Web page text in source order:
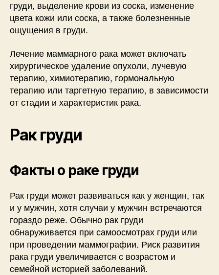
груди, выделение крови из соска, изменение
цвета кожи или соска, а также болезненные
ощущения в груди.
Лечение маммарного рака может включать
хирургическое удаление опухоли, лучевую
терапию, химиотерапию, гормональную
терапию или таргетную терапию, в зависимости
от стадии и характеристик рака.
Рак груди
Факты о раке груди
Рак груди может развиваться как у женщин, так
и у мужчин, хотя случаи у мужчин встречаются
гораздо реже. Обычно рак груди
обнаруживается при самоосмотрах груди или
при проведении маммографии. Риск развития
рака груди увеличивается с возрастом и
семейной историей заболеваний.